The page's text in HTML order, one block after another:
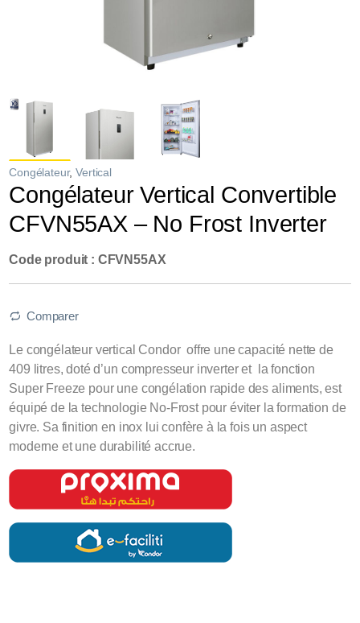
Congélateur,Vertical
Congélateur Vertical Convertible
CFVN55AX – No Frost Inverter
Code produit : CFVN55AX
Comparer
Le congélateur vertical Condor offre une capacité nette de
409 litres, doté d’un compresseur inverter et la fonction
Super Freeze pour une congélation rapide des aliments, est
équipé de la technologie No-Frost pour éviter la formation de
givre. Sa finition en inox lui confère à la fois un aspect
moderne et une durabilité accrue.